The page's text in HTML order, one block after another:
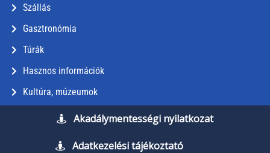
Szállás
Gasztronómia
Túrák
Hasznos információk
Kultúra, múzeumok
Akadálymentességi nyilatkozat
Adatkezelési tájékoztató